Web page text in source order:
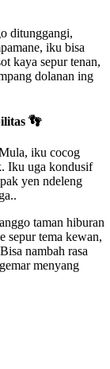
ditunggangi,
iku bisa
kaya sepur tenan,
dolanan ing
👣
iku cocog
Iku uga kondusif
yen ndeleng
taman hiburan
sepur tema kewan,
nambah rasa
menyang